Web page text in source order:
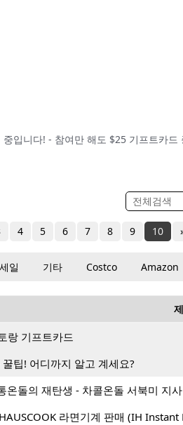
입니다! - 참여만 해도 $25 기프트카드
4 5 6 7 8 9 10
일 기타 Costco Amazon
랑 기프트카드
팁! 어디까지 알고 계세요?
온돌의 재탄생 - 차콜온돌 서북미 지
라면기계 판매 (IH Instant